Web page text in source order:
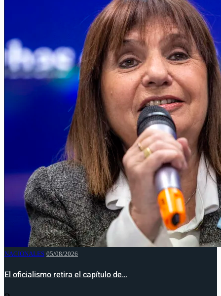
NACIONALES 05/08/2026
El oficialismo retira el capítulo de…